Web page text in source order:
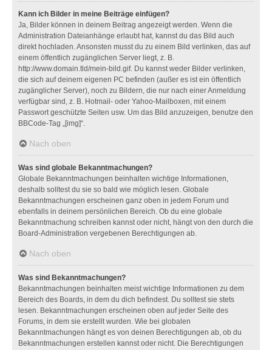
Kann ich Bilder in meine Beiträge einfügen?
Ja, Bilder können in deinem Beitrag angezeigt werden. Wenn die
Administration Dateianhänge erlaubt hat, kannst du das Bild auch
direkt hochladen. Ansonsten musst du zu einem Bild verlinken, das auf
einem öffentlich zugänglichen Server liegt, z. B.
http://www.domain.tld/mein-bild.gif. Du kannst weder Bilder verlinken,
die sich auf deinem eigenen PC befinden (außer es ist ein öffentlich
zugänglicher Server), noch zu Bildern, die nur nach einer Anmeldung
verfügbar sind, z. B. Hotmail- oder Yahoo-Mailboxen, mit einem
Passwort geschützte Seiten usw. Um das Bild anzuzeigen, benutze den
BBCode-Tag „[img]“.
Nach oben
Was sind globale Bekanntmachungen?
Globale Bekanntmachungen beinhalten wichtige Informationen,
deshalb solltest du sie so bald wie möglich lesen. Globale
Bekanntmachungen erscheinen ganz oben in jedem Forum und
ebenfalls in deinem persönlichen Bereich. Ob du eine globale
Bekanntmachung schreiben kannst oder nicht, hängt von den durch die
Board-Administration vergebenen Berechtigungen ab.
Nach oben
Was sind Bekanntmachungen?
Bekanntmachungen beinhalten meist wichtige Informationen zu dem
Bereich des Boards, in dem du dich befindest. Du solltest sie stets
lesen. Bekanntmachungen erscheinen oben auf jeder Seite des
Forums, in dem sie erstellt wurden. Wie bei globalen
Bekanntmachungen hängt es von deinen Berechtigungen ab, ob du
Bekanntmachungen erstellen kannst oder nicht. Die Berechtigungen